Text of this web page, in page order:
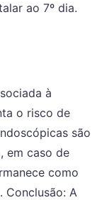
ao 7º dia.
à
o risco de
são
em caso de
como
Conclusão: A